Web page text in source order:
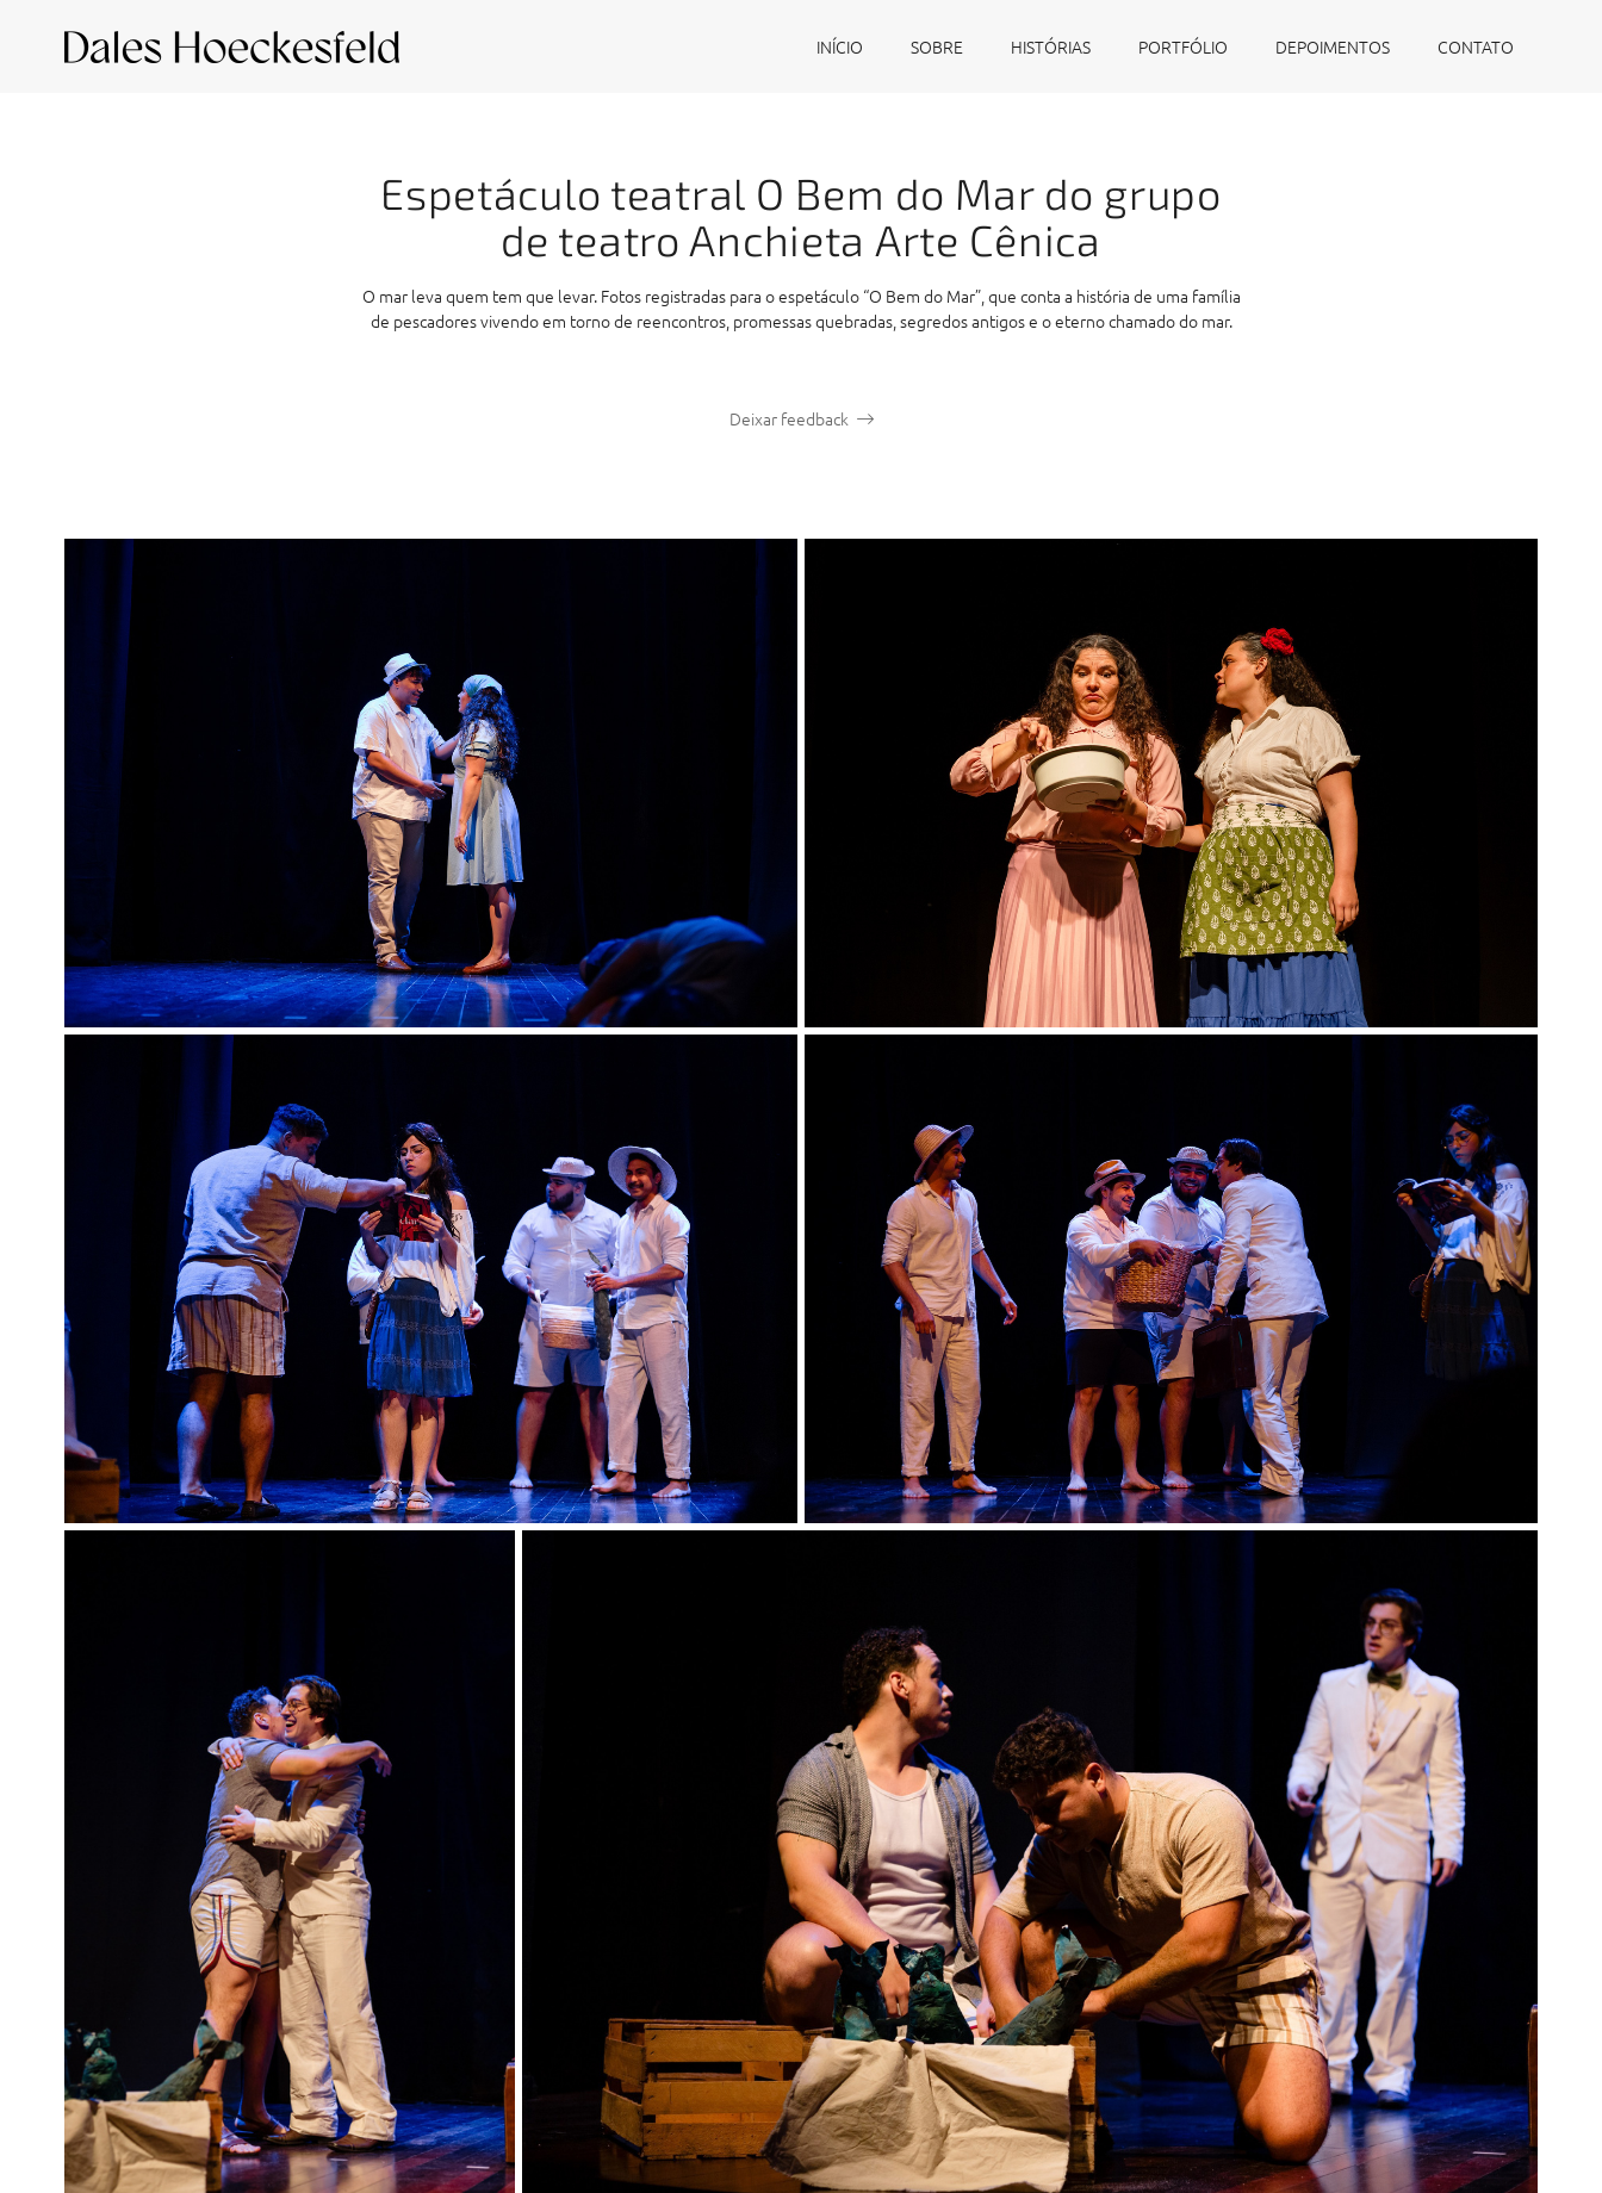
INÍCIO SOBRE HISTÓRIAS PORTFÓLIO DEPOIMENTOS CONTATO
Espetáculo teatral O Bem do Mar do grupo
de teatro Anchieta Arte Cênica
O mar leva quem tem que levar. Fotos registradas para o espetáculo “O Bem do Mar”, que conta a história de uma família
de pescadores vivendo em torno de reencontros, promessas quebradas, segredos antigos e o eterno chamado do mar.
Deixar feedback